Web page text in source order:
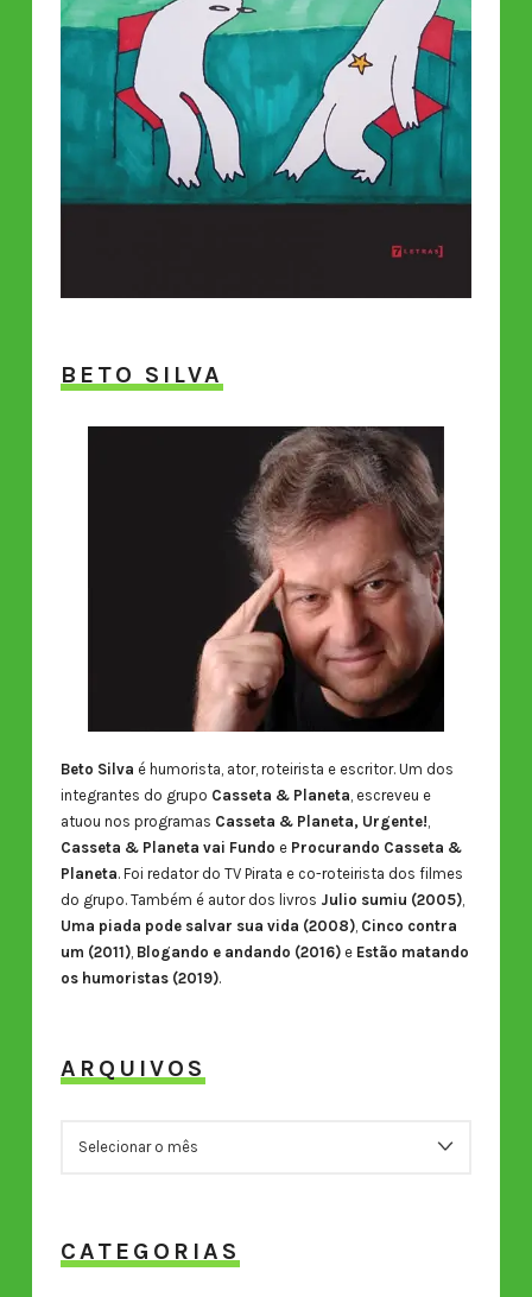
BETO SILVA
Beto Silva é humorista, ator, roteirista e escritor. Um dos
integrantes do grupo Casseta & Planeta , escreveu e
atuou nos programas Casseta & Planeta, Urgente!
Casseta & Planeta vai Fundo e Procurando Casseta &
Planeta. Foi redator do TV Pirata e co-roteirista dos filmes
do grupo. Também é autor dos livros Julio sumiu (2005),
Uma piada pode salvar sua vida (2008), Cinco contra
um (2011), Blogando e andando (2016)e Estão matando
os humoristas (2019).
ARQUIVOS
CATEGORIAS